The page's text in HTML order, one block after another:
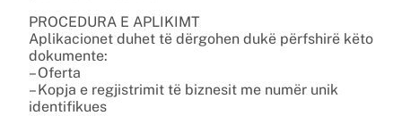
PROCEDURA E APLIKIMT
Aplikacionet duhet të dërgohen dukë përfshirë këto
dokumente:
– Oferta
– Kopja e regjistrimit të biznesit me numër unik
identifikues